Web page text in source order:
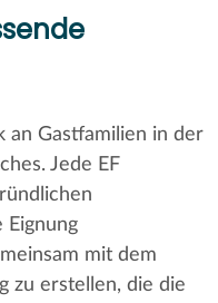
an Gastfamilien in der
Jede EF
Eignung
mit dem
zu erstellen, die die